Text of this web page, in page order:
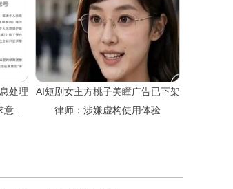
处理
见
AI短剧女主方桃子美瞳广告已下架
律师：涉嫌虚构使用体验